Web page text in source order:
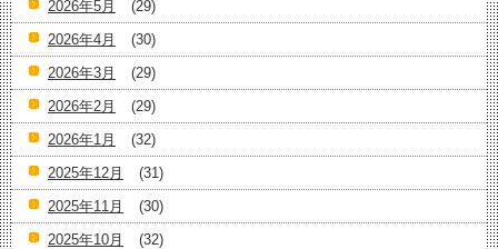
2026年5月
(29)
2026年4月
(30)
2026年3月
(29)
2026年2月
(29)
2026年1月
(32)
2025年12月
(31)
2025年11月
(30)
2025年10月
(32)